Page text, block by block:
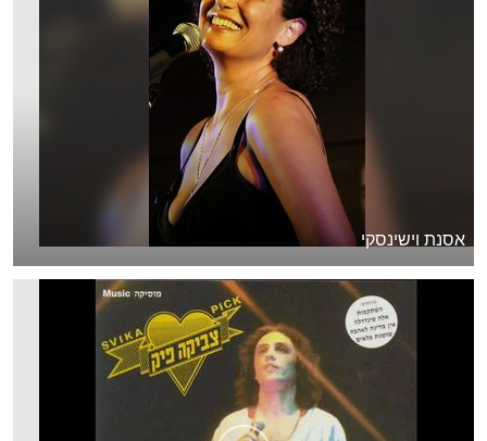
אסנת וישינסקי